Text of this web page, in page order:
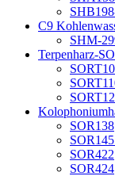
C9
SHM-
Terpenharz-
SOR138
SOR422
SOR424